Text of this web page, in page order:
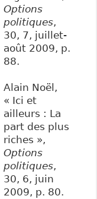
Options
politiques,
30, 7, juillet-
août 2009, p.
88.
Alain Noël,
« Ici et
ailleurs : La
part des plus
riches »,
Options
politiques,
30, 6, juin
2009, p. 80.